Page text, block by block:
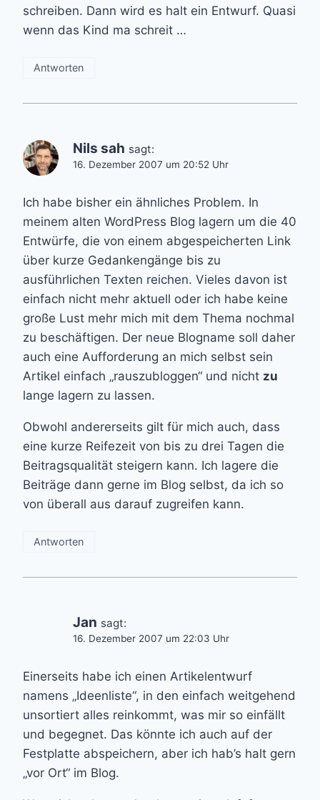
schreiben. Dann wird es halt ein Entwurf. Quasi
wenn das Kind ma schreit …
Antworten
Nils sah sagt:
16. Dezember 2007 um 20:52 Uhr
Ich habe bisher ein ähnliches Problem. In
meinem alten WordPress Blog lagern um die 40
Entwürfe, die von einem abgespeicherten Link
über kurze Gedankengänge bis zu
ausführlichen Texten reichen. Vieles davon ist
einfach nicht mehr aktuell oder ich habe keine
große Lust mehr mich mit dem Thema nochmal
zu beschäftigen. Der neue Blogname soll daher
auch eine Aufforderung an mich selbst sein
Artikel einfach „rauszubloggen“ und nicht zu
lange lagern zu lassen.
Obwohl andererseits gilt für mich auch, dass
eine kurze Reifezeit von bis zu drei Tagen die
Beitragsqualität steigern kann. Ich lagere die
Beiträge dann gerne im Blog selbst, da ich so
von überall aus darauf zugreifen kann.
Antworten
Jan sagt:
16. Dezember 2007 um 22:03 Uhr
Einerseits habe ich einen Artikelentwurf
namens „Ideenliste“, in den einfach weitgehend
unsortiert alles reinkommt, was mir so einfällt
und begegnet. Das könnte ich auch auf der
Festplatte abspeichern, aber ich hab’s halt gern
„vor Ort“ im Blog.